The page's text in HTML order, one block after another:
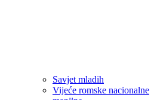
Savjet mladih
Vijeće romske nacionalne